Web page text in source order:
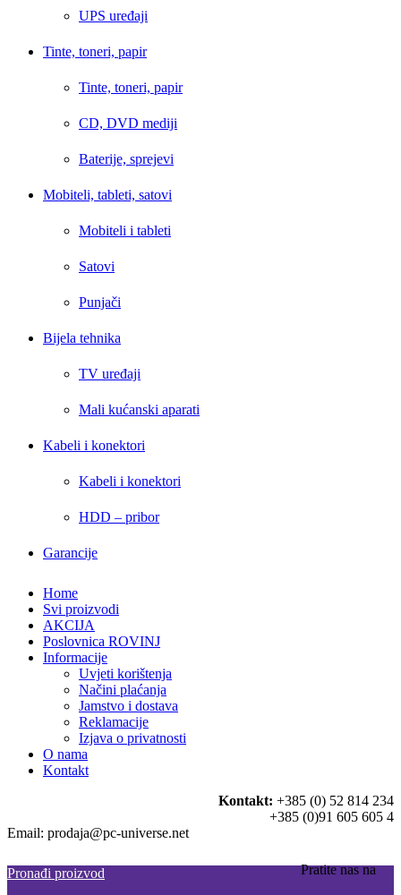
UPS uređaji
Tinte, toneri, papir
Tinte, toneri, papir
CD, DVD mediji
Baterije, sprejevi
Mobiteli, tableti, satovi
Mobiteli i tableti
Satovi
Punjači
Bijela tehnika
TV uređaji
Mali kućanski aparati
Kabeli i konektori
Kabeli i konektori
HDD – pribor
Garancije
Home
Svi proizvodi
AKCIJA
Poslovnica ROVINJ
Informacije
Uvjeti korištenja
Načini plaćanja
Jamstvo i dostava
Reklamacije
Izjava o privatnosti
O nama
Kontakt
Kontakt: +385 (0) 52 814 234
+385 (0)91 605 605 4
Email: prodaja@pc-universe.net
Pratite nas na
Pronađi proizvod